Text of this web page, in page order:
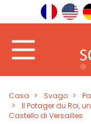
Casa Svago
Il Potager du Roi,
Castello di Versailles